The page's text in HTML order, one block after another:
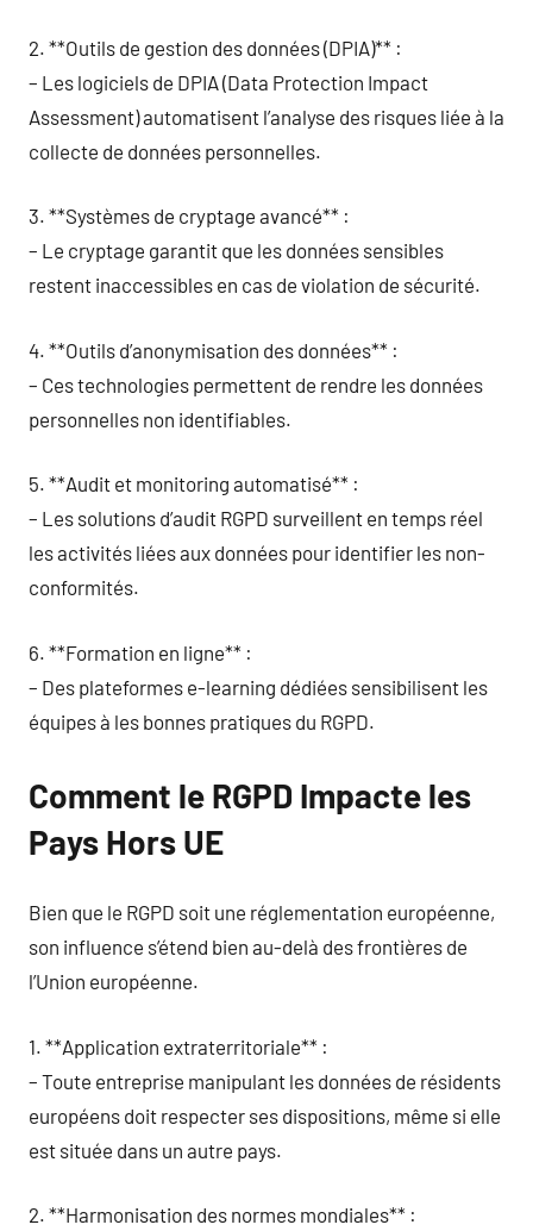
2. **Outils de gestion des données (DPIA)** :
– Les logiciels de DPIA (Data Protection Impact
Assessment) automatisent l’analyse des risques liée à la
collecte de données personnelles.
3. **Systèmes de cryptage avancé** :
– Le cryptage garantit que les données sensibles
restent inaccessibles en cas de violation de sécurité.
4. **Outils d’anonymisation des données** :
– Ces technologies permettent de rendre les données
personnelles non identifiables.
5. **Audit et monitoring automatisé** :
– Les solutions d’audit RGPD surveillent en temps réel
les activités liées aux données pour identifier les non-
conformités.
6. **Formation en ligne** :
– Des plateformes e-learning dédiées sensibilisent les
équipes à les bonnes pratiques du RGPD.
Comment le RGPD Impacte les
Pays Hors UE
Bien que le RGPD soit une réglementation européenne,
son influence s’étend bien au-delà des frontières de
l’Union européenne.
1. **Application extraterritoriale** :
– Toute entreprise manipulant les données de résidents
européens doit respecter ses dispositions, même si elle
est située dans un autre pays.
2. **Harmonisation des normes mondiales** :